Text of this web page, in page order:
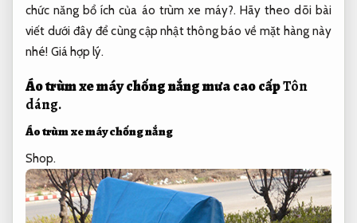
chức năng bổ ích của áo trùm xe máy?. Hãy theo dõi bài
viết dưới đây để cùng cập nhật thông báo về mặt hàng này
nhé! Giá hợp lý.
Áo trùm xe máy chống nắng mưa cao cấpTôn
dáng.
Áo trùm xe máy chống nắng
Shop.